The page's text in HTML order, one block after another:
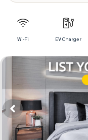
Wi-Fi EV Charger